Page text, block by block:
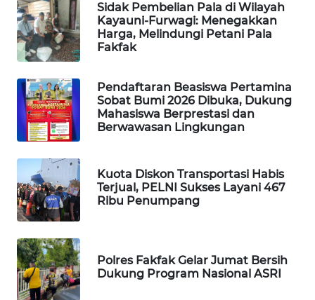
Sidak Pembelian Pala di Wilayah
Kayauni-Furwagi: Menegakkan
Harga, Melindungi Petani Pala
Fakfak
Pendaftaran Beasiswa Pertamina
Sobat Bumi 2026 Dibuka, Dukung
Mahasiswa Berprestasi dan
Berwawasan Lingkungan
Kuota Diskon Transportasi Habis
Terjual, PELNI Sukses Layani 467
Ribu Penumpang
Polres Fakfak Gelar Jumat Bersih
Dukung Program Nasional ASRI
WAHANA
SPORT
UMKM
WAHANA
SELEB
WAHANA
PERSONA
OTOMOTIF
WAHANA
HEALTH